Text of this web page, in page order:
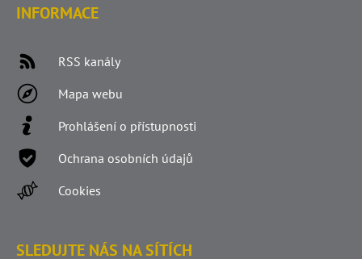
INFORMACE
RSS kanály
Mapa webu
Prohlášení o přístupnosti
Ochrana osobních údajů
Cookies
SLEDUJTE NÁS NA SÍTÍCH